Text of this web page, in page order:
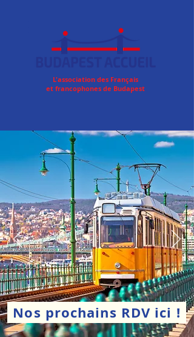
L'association des Français
et francophones de Budapest
Nos prochains RDV ici !